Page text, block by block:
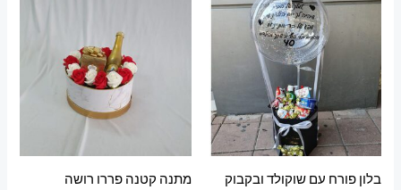
בלון פורח עם שוקולד ובקבוק
מתנה קטנה פררו רושה